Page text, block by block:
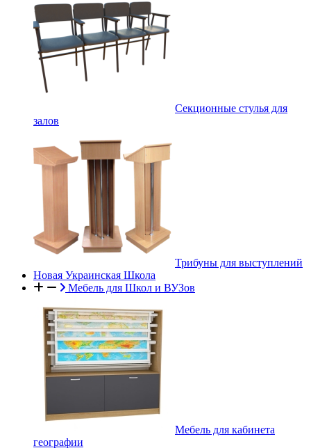
Секционные стулья для
залов
Трибуны для выступлений
Новая Украинская Школа
Мебель для Школ и ВУЗов
Мебель для кабинета
географии